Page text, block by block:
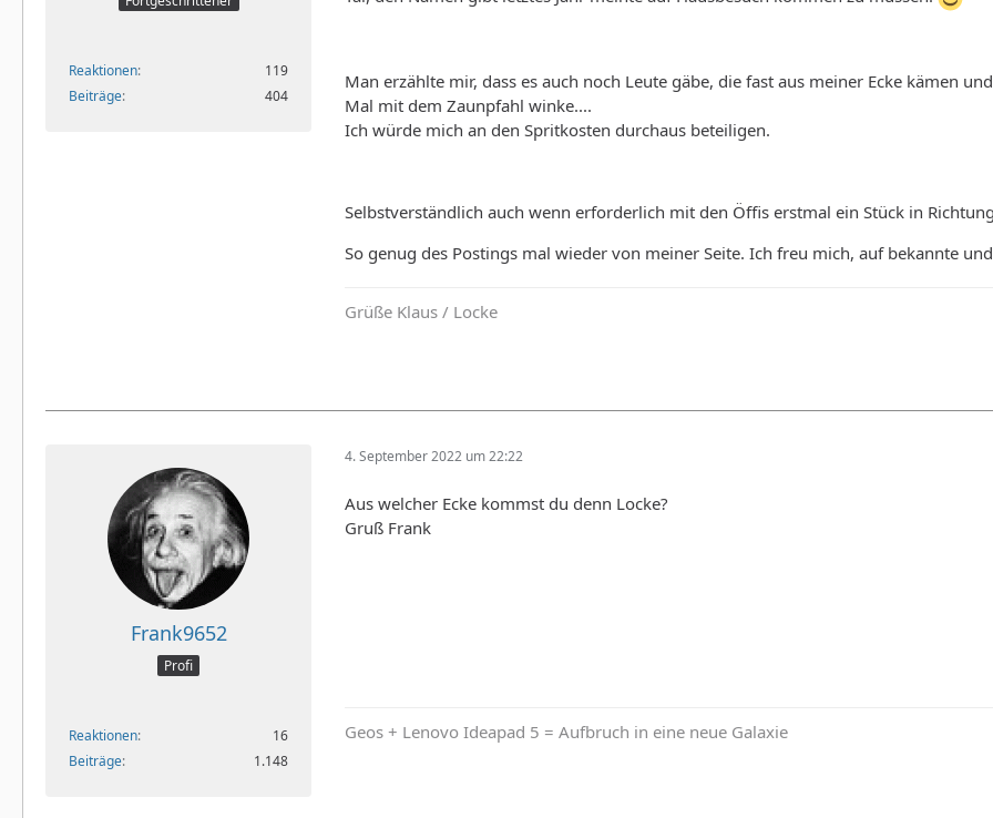
Reaktionen
119
Beiträge
404
Man erzählte mir, dass es auch noch Leute gäbe, die fast aus meiner Ecke kämen
Mal mit dem Zaunpfahl winke....
Ich würde mich an den Spritkosten durchaus beteiligen.
Selbstverständlich auch wenn erforderlich mit den Öffis erstmal ein Stück in
So genug des Postings mal wieder von meiner Seite. Ich freu mich, auf bekannte
Grüße Klaus / Locke
Frank9652
Profi
Reaktionen
16
Beiträge
1.148
4. September 2022 um 22:22
Aus welcher Ecke kommst du denn Locke?
Gruß Frank
Geos + Lenovo Ideapad 5 = Aufbruch in eine neue Galaxie